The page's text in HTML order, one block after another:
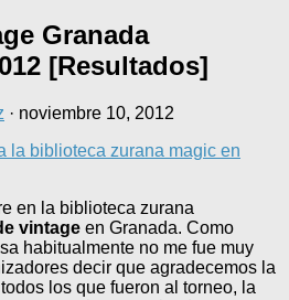
Granada
[Resultados]
· noviembre 10, 2012
en la biblioteca zurana
vintage en Granada. Como
habitualmente no me fue muy
decir que agradecemos la
los que fueron al torneo, la